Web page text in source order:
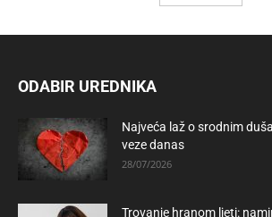
ODABIR UREDNIKA
Najveća laž o srodnim
veze danas
28/07/2026
Trovanje hranom ljeti: